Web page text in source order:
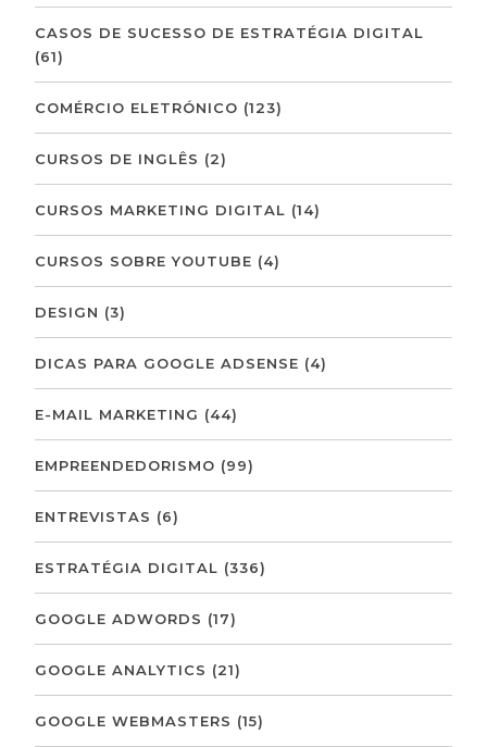
CASOS DE SUCESSO DE ESTRATÉGIA DIGITAL
(61)
COMÉRCIO ELETRÓNICO (123)
CURSOS DE INGLÊS (2)
CURSOS MARKETING DIGITAL (14)
CURSOS SOBRE YOUTUBE (4)
DESIGN (3)
DICAS PARA GOOGLE ADSENSE (4)
E-MAIL MARKETING (44)
EMPREENDEDORISMO (99)
ENTREVISTAS (6)
ESTRATÉGIA DIGITAL (336)
GOOGLE ADWORDS (17)
GOOGLE ANALYTICS (21)
GOOGLE WEBMASTERS (15)